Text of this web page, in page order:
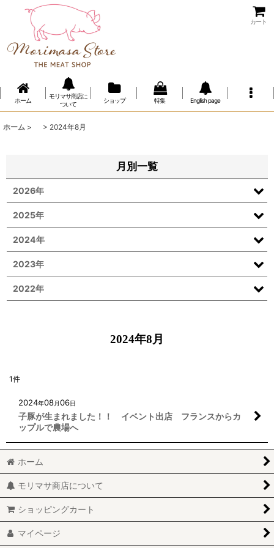
カート
ホーム
モリマサ商店に
ついて
ショップ 特集 Engllish page
ホーム > > 2024年8月
2024年8月
1件
2024年08月06日
子豚が生まれました！！ イベント出店 フランスからカ
ップルで農場へ
月別一覧
2026年
2025年
2024年
2023年
2022年
ホーム
モリマサ商店について
ショッピングカート
マイページ